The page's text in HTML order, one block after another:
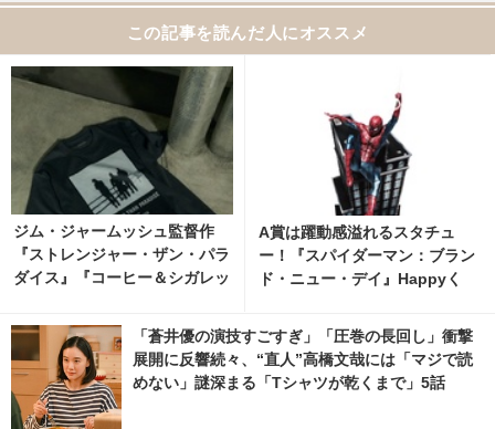
この記事を読んだ人にオススメ
ジム・ジャームッシュ監督作
『ストレンジャー・ザン・パラ
ダイス』『コーヒー＆シガレッ
ャルTシャツ発売 2枚目の写
真・画像 | cinemacafe.net
A賞は躍動感溢れるスタチュ
ー！『スパイダーマン：ブラン
ド・ニュー・デイ』Happyく
「蒼井優の演技すごすぎ」「圧巻の長回し」衝撃
展開に反響続々、“直人”高橋文哉には「マジで読
めない」謎深まる「Tシャツが乾くまで」5話